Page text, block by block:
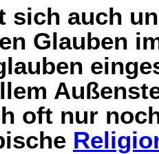
sich auch
Glauben
oft nur